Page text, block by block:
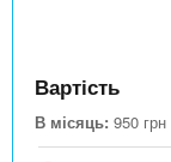
Вартість
В місяць: 950 грн